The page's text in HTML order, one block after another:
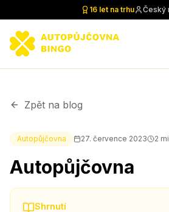
16 let na trhu Český
Zpět na blog
Autopůjčovna 27. července 2023 2
Autopůjčovna
Shrnutí